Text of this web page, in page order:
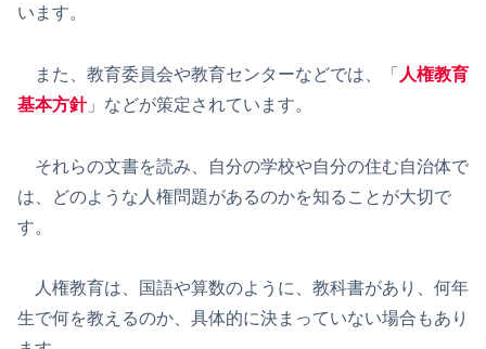
います。
また、教育委員会や教育センターなどでは、「 人権教育
基本方針」などが策定されています。
それらの文書を読み、自分の学校や自分の住む自治体で
は、どのような人権問題があるのかを知ることが大切で
す。
人権教育は、国語や算数のように、教科書があり、何年
生で何を教えるのか、具体的に決まっていない場合もあり